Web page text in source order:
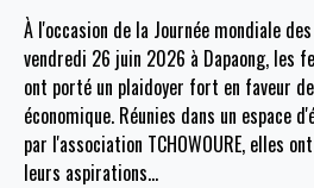
À l'occasion de la Journée mondiale
vendredi 26 juin 2026 à Dapaong, les
ont porté un plaidoyer fort en faveur
économique. Réunies dans un espace
par l'association TCHOWOURE, elles
leurs aspirations…